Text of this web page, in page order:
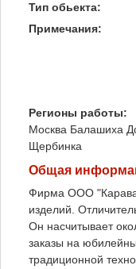
Тип обьекта:
Примечания:
Регионы работы:
Москва Балашиха
Щербинка
Общая
Фирма ООО
изделий.
Он насчитывает
заказы на
традиционной